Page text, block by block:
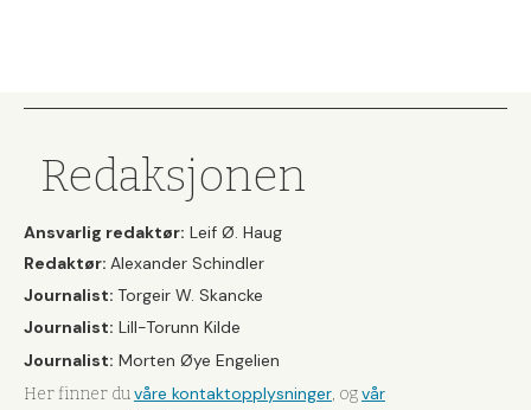
Redaksjonen
Ansvarlig redaktør: Leif Ø. Haug
Redaktør: Alexander Schindler
Journalist: Torgeir W. Skancke
Journalist: Lill-Torunn Kilde
Journalist: Morten Øye Engelien
Her finner duvåre kontaktopplysninger, ogvår